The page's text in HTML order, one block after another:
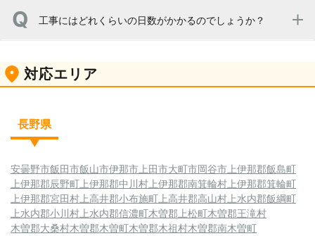
義務づけられておりませんが、安心して飲むためにも水質
工事にはどれくらいの日数がかかるのでしょうか？
ございます。どれくらいの深さを掘るのか、井戸の面積な
どによって工事日数は異なりますので、調査後にお見積
対応エリア
長野県
安曇野市飯田市飯山市伊那市 上田市大町市岡谷市 上伊那郡飯島町
上伊那郡辰野町 上伊那郡中川村 上伊那郡南箕輪村 上伊那郡箕輪町
上伊那郡宮田村 上高井郡小布施町 上高井郡高山村 上水内郡飯綱町
上水内郡小川村 上水内郡信濃町木曽郡上松町木曽郡王滝村
木曽郡大桑村木曽郡木曽町木曽郡木祖村木曽郡南木曽町